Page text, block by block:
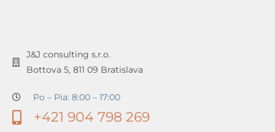
J&J consulting s.r.o.
Bottova 5, 811 09 Bratislava
Po – Pia: 8:00 – 17:00
+421 904 798 269